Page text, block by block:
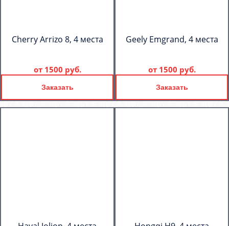
Cherry Arrizo 8, 4 места
от 1500 руб.
Заказать
Geely Emgrand, 4 места
от 1500 руб.
Заказать